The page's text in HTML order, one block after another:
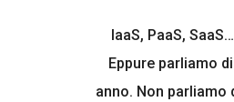
IaaS, PaaS,
Eppure parliamo
anno. Non